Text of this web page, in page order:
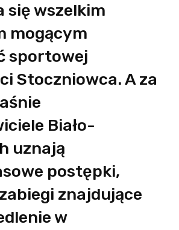
się wszelkim
mogącym
sportowej
Stoczniowca. A za
Biało-
uznają
postępki,
znajdujące
w